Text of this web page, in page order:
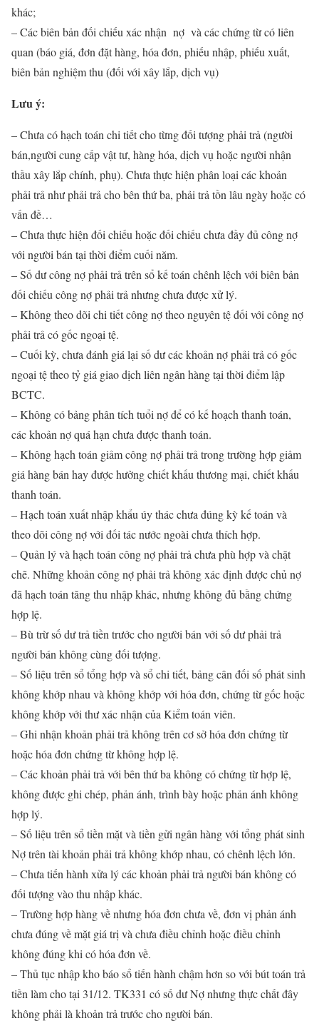
khác;
– Các biên bản đối chiếu xác nhận nợ và các chứng từ có liên
quan (báo giá, đơn đặt hàng, hóa đơn, phiếu nhập, phiếu xuất,
biên bản nghiệm thu (đối với xây lắp, dịch vụ)
Lưu ý:
– Chưa có hạch toán chi tiết cho từng đối tượng phải trả (người
bán,người cung cấp vật tư, hàng hóa, dịch vụ hoặc người nhận
thầu xây lắp chính, phụ). Chưa thực hiện phân loại các khoản
phải trả như phải trả cho bên thứ ba, phải trả tồn lâu ngày hoặc có
vấn đề…
– Chưa thực hiện đối chiếu hoặc đối chiếu chưa đầy đủ công nợ
với người bán tại thời điểm cuối năm.
– Số dư công nợ phải trả trên sổ kế toán chênh lệch với biên bản
đối chiếu công nợ phải trả nhưng chưa được xử lý.
– Không theo dõi chi tiết công nợ theo nguyên tệ đối với công nợ
phải trả có gốc ngoại tệ.
– Cuối kỳ, chưa đánh giá lại số dư các khoản nợ phải trả có gốc
ngoại tệ theo tỷ giá giao dịch liên ngân hàng tại thời điểm lập
BCTC.
– Không có bảng phân tích tuổi nợ để có kế hoạch thanh toán,
các khoản nợ quá hạn chưa được thanh toán.
– Không hạch toán giảm công nợ phải trả trong trường hợp giảm
giá hàng bán hay được hưởng chiết khấu thương mại, chiết khấu
thanh toán.
– Hạch toán xuất nhập khẩu úy thác chưa đúng kỳ kế toán và
theo dõi công nợ với đối tác nước ngoài chưa thích hợp.
– Quản lý và hạch toán công nợ phải trả chưa phù hợp và chặt
chẽ. Những khoản công nợ phải trả không xác định được chủ nợ
đã hạch toán tăng thu nhập khác, nhưng không đủ bằng chứng
hợp lệ.
– Bù trừ số dư trả tiền trước cho người bán với số dư phải trả
người bán không cùng đối tượng.
– Số liệu trên sổ tổng hợp và sổ chi tiết, bảng cân đối số phát sinh
không khớp nhau và không khớp với hóa đơn, chứng từ gốc hoặc
không khớp với thư xác nhận của Kiểm toán viên.
– Ghi nhận khoản phải trả không trên cơ sở hóa đơn chứng từ
hoặc hóa đơn chứng từ không hợp lệ.
– Các khoản phải trả với bên thứ ba không có chứng từ hợp lệ,
không được ghi chép, phản ánh, trình bày hoặc phản ánh không
hợp lý.
– Số liệu trên sổ tiền mặt và tiền gửi ngân hàng với tổng phát sinh
Nợ trên tài khoản phải trả không khớp nhau, có chênh lệch lớn.
– Chưa tiến hành xửa lý các khoản phải trả người bán không có
đối tượng vào thu nhập khác.
– Trường hợp hàng về nhưng hóa đơn chưa về, đơn vị phản ánh
chưa đúng về mặt giá trị và chưa điều chỉnh hoặc điều chỉnh
không đúng khi có hóa đơn về.
– Thủ tục nhập kho báo sổ tiến hành chậm hơn so với bút toán trả
tiền làm cho tại 31/12. TK331 có số dư Nợ nhưng thực chất đây
không phải là khoản trả trước cho người bán.